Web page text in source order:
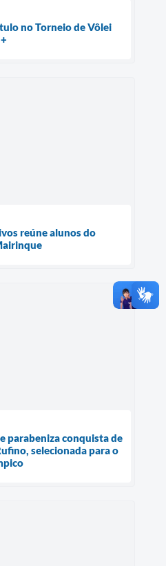
no Torneio de Vôlei
reúne alunos do
parabeniza conquista de
selecionada para o